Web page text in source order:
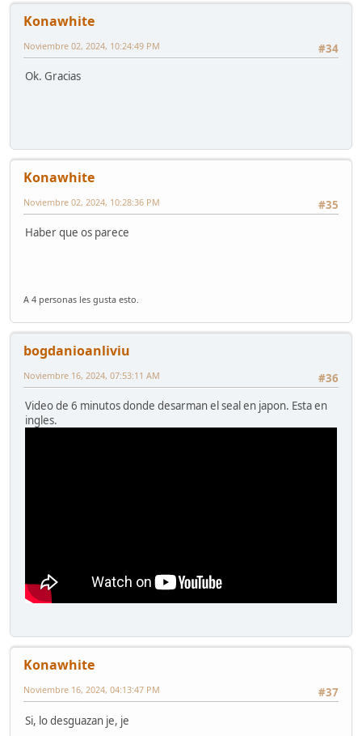
Konawhite
#34
Noviembre 02, 2024, 10:24:49 PM
Ok. Gracias
Konawhite
#35
Noviembre 02, 2024, 10:28:36 PM
Haber que os parece
A 4 personas les gusta esto.
bogdanioanliviu
#36
Noviembre 16, 2024, 07:53:11 AM
Video de 6 minutos donde desarman el seal en japon. Esta en
ingles.
Konawhite
#37
Noviembre 16, 2024, 04:13:47 PM
Si, lo desguazan je, je